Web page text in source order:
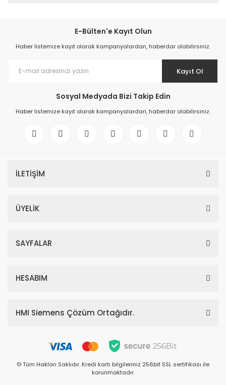
E-Bülten'e Kayıt Olun
Haber listemize kayıt olarak kampanyalardan, haberdar olabilirsiniz.
Kayıt Ol
Sosyal Medyada Bizi Takip Edin
Haber listemize kayıt olarak kampanyalardan, haberdar olabilirsiniz.
İLETİŞİM
ÜYELİK
SAYFALAR
HESABIM
HMI Siemens Çözüm Ortağıdır.
© Tüm Hakları Saklıdır. Kredi kartı bilgileriniz 256bit SSL sertifikası ile
korunmaktadır.